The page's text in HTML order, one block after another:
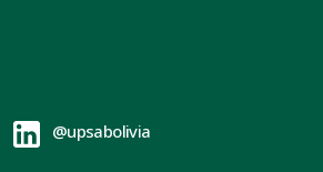
@upsabolivia